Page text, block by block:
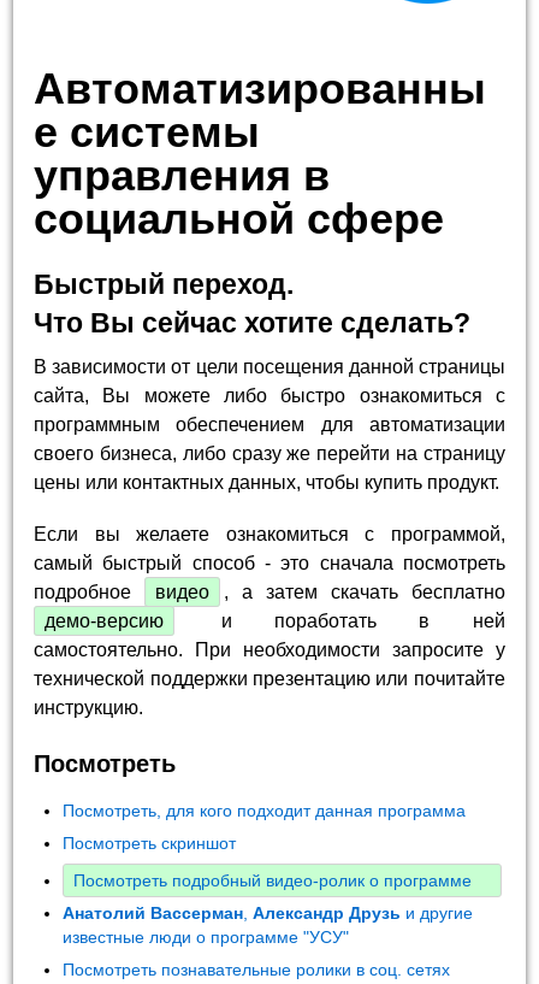
Автоматизированны
е системы
управления в
социальной сфере
Быстрый переход.
Что Вы сейчас хотите сделать?
В зависимости от цели посещения данной страницы
сайта, Вы можете либо быстро ознакомиться с
программным обеспечением для автоматизации
своего бизнеса, либо сразу же перейти на страницу
цены или контактных данных, чтобы купить продукт.
Если вы желаете ознакомиться с программой,
самый быстрый способ - это сначала посмотреть
подробное
видео
, а затем скачать бесплатно
демо-версию
и поработать в ней
самостоятельно. При необходимости запросите у
технической поддержки презентацию или почитайте
инструкцию.
Посмотреть
Посмотреть, для кого подходит данная программа
Посмотреть скриншот
Посмотреть подробный видео-ролик о программе
Анатолий Вассерман ,Александр Друзь и другие
известные люди о программе "УСУ"
Посмотреть познавательные ролики в соц. сетях